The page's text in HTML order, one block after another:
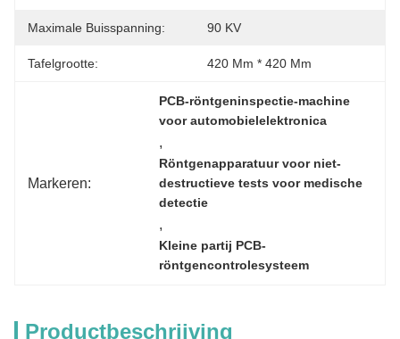
Maximale Buisspanning: 90 KV
Tafelgrootte: 420 Mm * 420 Mm
Markeren:
PCB-röntgeninspectie-machine
voor automobielelektronica
,
Röntgenapparatuur voor niet-
destructieve tests voor medische
detectie
,
Kleine partij PCB-
röntgencontrolesysteem
Productbeschrijving